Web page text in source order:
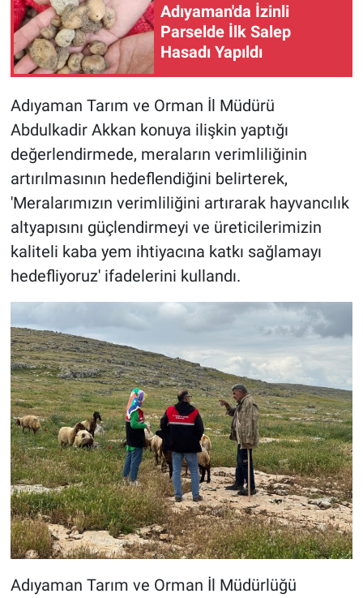
Adıyaman'da İzinli
Parselde İlk Salep
Hasadı Yapıldı
Adıyaman Tarım ve Orman İl Müdürü
Abdulkadir Akkan konuya ilişkin yaptığı
değerlendirmede, meraların verimliliğinin
artırılmasının hedeflendiğini belirterek,
'Meralarımızın verimliliğini artırarak hayvancılık
altyapısını güçlendirmeyi ve üreticilerimizin
kaliteli kaba yem ihtiyacına katkı sağlamayı
hedefliyoruz' ifadelerini kullandı.
Adıyaman Tarım ve Orman İl Müdürlüğü